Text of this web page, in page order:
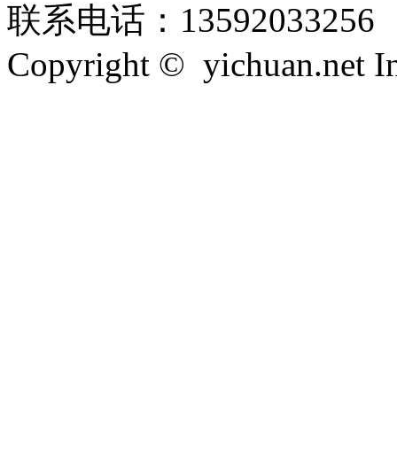
联系电话：13592033256
Copyright © yichuan.net